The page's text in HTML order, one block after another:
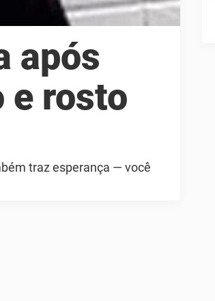
após
e rosto
traz esperança — você